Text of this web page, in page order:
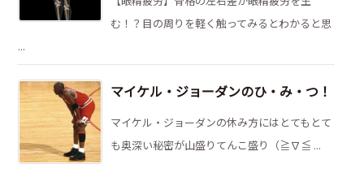
む！？目の周りを軽く触ってみるとわかると思
...
マイケル・ジョーダンのひ・み・つ！
マイケル・ジョーダンの休み方にはとてもとて
も奥深い秘密が山盛りてんこ盛り（≧∇≦ ...